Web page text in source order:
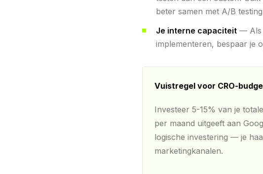
beter samen met A/B
Je interne capaciteit — Als
implementeren, bespaar je
Vuistregel voor CRO-
Investeer 5-15% van je
per maand uitgeeft aan
logische investering — je
marketingkanalen.